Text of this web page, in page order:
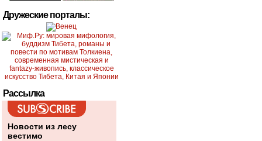
Дружеские порталы:
Рассылка
Новости из лесу
вестимо